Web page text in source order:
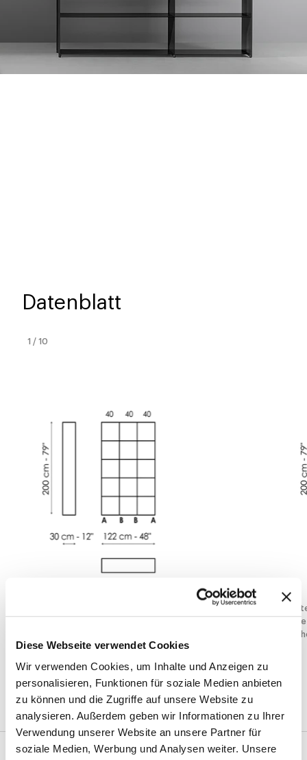
Diese Webseite verwendet Cookies
Wir verwenden Cookies, um Inhalte und Anzeigen zu
personalisieren, Funktionen für soziale Medien anbieten
zu können und die Zugriffe auf unsere Website zu
analysieren. Außerdem geben wir Informationen zu Ihrer
Verwendung unserer Website an unsere Partner für
soziale Medien, Werbung und Analysen weiter. Unsere
Datenblatt
1 /10
Ausfuehrungen
Struktur und Regale